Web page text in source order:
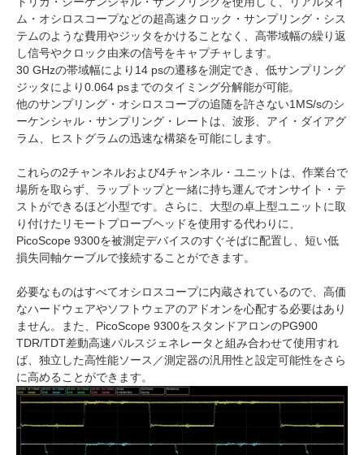
ム・オシロスコープなどの超高速クロック・サンプリング・シス
テムのような費用やジッタをかけることなく、高帯域幅の繰り返
し信号やクロック由来の信号をキャプチャします。
30 GHzの帯域幅により14 psの遷移を測定でき、低サンプリング
ジッタにより0.064 psまでのタイミング分解能が可能。
他のサンプリング・オシロスコープの追随を許さない1MS/sのシ
ーケンシャル・サンプリング・レートは、波形、アイ・ダイアグ
ラム、ヒストグラムの迅速な構築を可能にします。
これらの2チャンネルおよび4チャンネル・ユニットは、作業台で
場所を取らず、ラップトップと一緒に持ち運んでオンサイト・テ
ストができるほど小型です。さらに、大型の卓上型ユニットに取
り付けたリモートプローブヘッドを使用する代わりに、
PicoScope 9300を被測定デバイスのすぐそばに配置し、短い低
損失同軸ケーブルで接続することができます。
必要なものはすべてオシロスコープに内蔵されているので、高価
なハードウェアやソフトウェアのアドオンを心配する必要はあり
ません。また、PicoScope 9300をスタンドアロンのPG900
TDR/TDT差動高速パルスジェネレータと組み合わせて使用すれ
ば、独立した高性能ソース／測定器の汎用性と設定可能性をさら
に高めることができます。